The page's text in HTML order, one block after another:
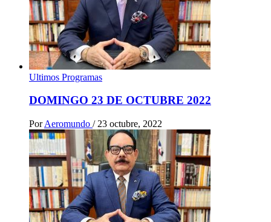
Ultimos Programas
DOMINGO 23 DE OCTUBRE 2022
Por Aeromundo / 23 octubre, 2022